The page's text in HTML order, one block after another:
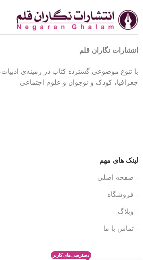
انتشارات نگاران قلم
با تنوع موضوعی گسترده کتاب در زمینه‌ی
جغرافیا، کودک و نوجوان و علوم اجتماعی
لینک های مهم
- صفحه اصلی
- فروشگاه
- وبلاگ
- تماس با ما
دسترسی های کاربر